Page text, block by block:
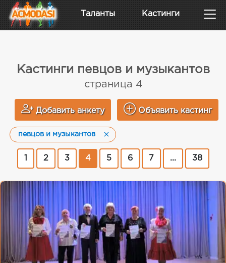
Таланты Кастинги
Кастинги певцов и музыкантов
страница 4
Добавить анкету Объявить кастинг
певцов и музыкантов
2 3 4 5 6 7 ... 38